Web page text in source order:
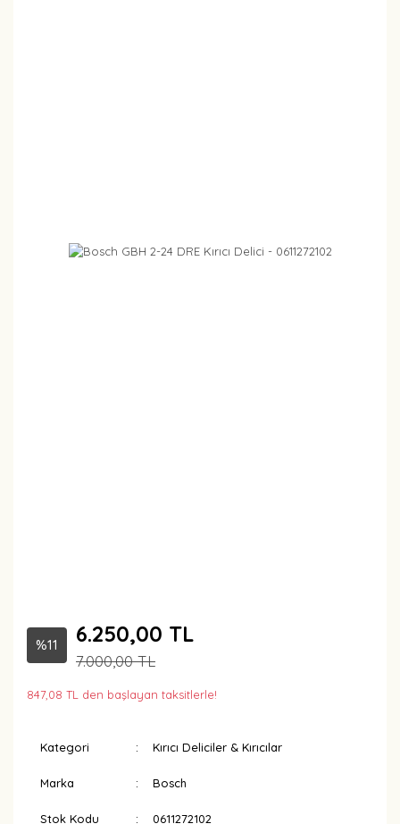
%11 6.250,00 TL
7.000,00 TL
847,08 TL den başlayan taksitlerle!
Kategori Kırıcı Deliciler & Kırıcılar
Marka Bosch
Stok Kodu 0611272102